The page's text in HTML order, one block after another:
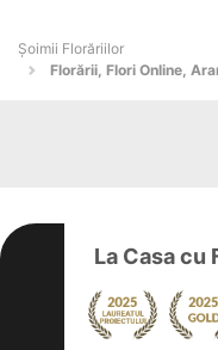
Șoimii Florăriilor
Florării, Flori Online,
La Casa cu